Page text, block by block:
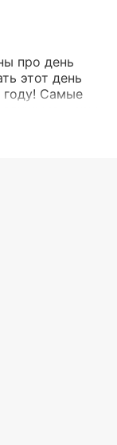
про день
этот день
Самые
цвет
Мы
Вы можете
по